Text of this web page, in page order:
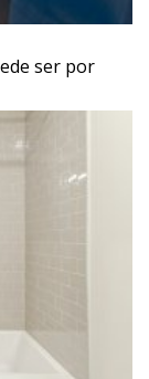
ser por